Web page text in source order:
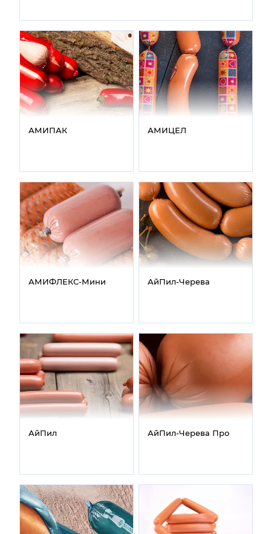
АМИПАК АМИЦЕЛ
АМИФЛЕКС‑Мини АйПил‑Черева
АйПил АйПил‑Черева Про